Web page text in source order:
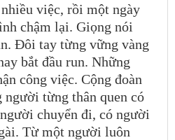
việc, rồi một ngày
chậm lại. Giọng nói
Đôi tay từng vững vàng
bắt đầu run. Những
công việc. Cộng đoàn
từng thân quen có
chuyển đi, có người
Từ một người luôn